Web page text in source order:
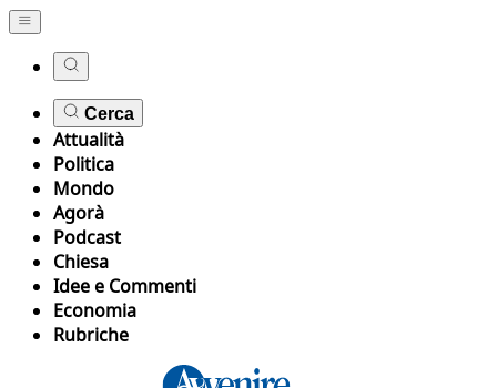
Cerca
Attualità
Politica
Mondo
Agorà
Podcast
Chiesa
Idee e Commenti
Economia
Rubriche